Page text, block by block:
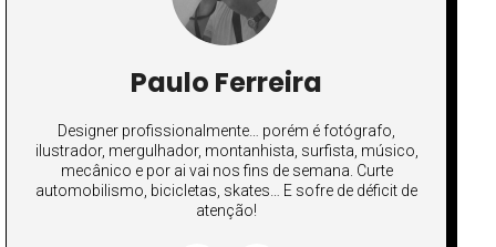
Paulo Ferreira
Designer profissionalmente… porém é fotógrafo,
ilustrador, mergulhador, montanhista, surfista, músico,
mecânico e por ai vai nos fins de semana. Curte
automobilismo, bicicletas, skates… E sofre de déficit de
atenção!